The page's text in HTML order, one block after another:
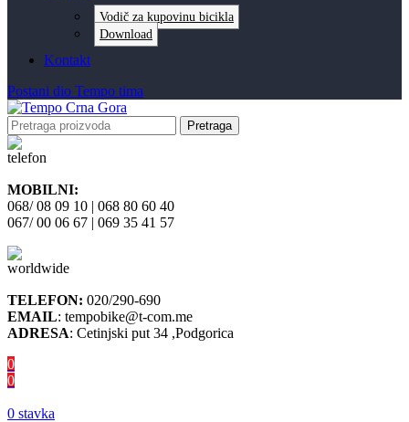
Vodič za kupovinu bicikla
Download
Kontakt
Postani dio Tempo tima
Pretraga
MOBILNI:
068/ 08 09 10 | 068 80 60 40
067/ 00 06 67 | 069 35 41 57
TELEFON: 020/290-690
EMAIL: tempobike@t-com.me
ADRESA: Cetinjski put 34 ,Podgorica
0
0
0 stavka